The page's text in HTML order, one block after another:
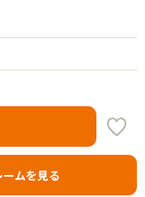
ムを見る